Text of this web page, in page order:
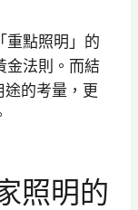
重點照明」的
金法則。而結
途的考量，更
照明的